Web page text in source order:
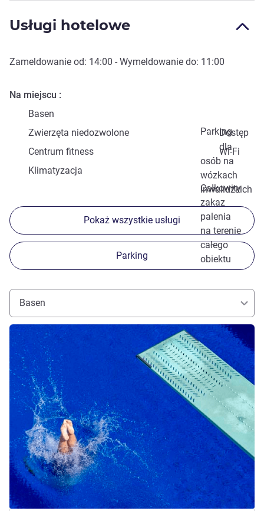
Usługi hotelowe
Zameldowanie od: 14:00 - Wymeldowanie do: 11:00
Na miejscu
Basen
Parking
Zwierzęta niedozwolone
Dostęp
dla
osób na
wózkach
inwalidzkich
Centrum fitness
Wi-Fi
Klimatyzacja
Całkowity
zakaz
palenia
na terenie
całego
obiektu
Pokaż wszystkie usługi
Parking
Basen
Pokaż szczegóły